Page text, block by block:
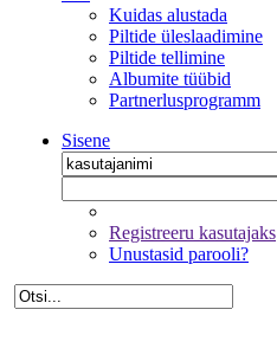
Kuidas alustada
Piltide üleslaadimine
Piltide tellimine
Albumite tüübid
Partnerlusprogramm
Sisene
Registreeru kasutajaks
Unustasid parooli?